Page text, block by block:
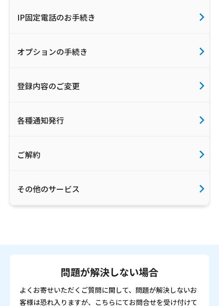
IP固定電話のお手続き
オプションの手続き
登録内容のご変更
各種通知発行
ご解約
その他のサービス
問題が解決しない場合
よくお寄せいただくご質問に関して、問題が解決しないお
客様は恐れ入りますが、こちらにてお問合せを受け付けて